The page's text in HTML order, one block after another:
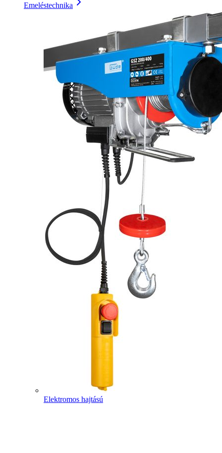
Emeléstechnika
Elektromos hajtású